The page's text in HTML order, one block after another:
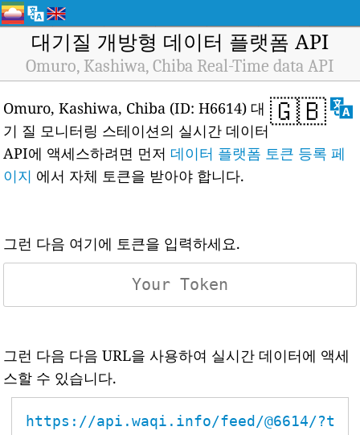
대기질 개방형 데이터 플랫폼 API
Omuro, Kashiwa, Chiba Real-Time data API
🇬🇧
Omuro, Kashiwa, Chiba (ID: H6614) 대
기 질 모니터링 스테이션의 실시간 데이터
API에 액세스하려면 먼저 데이터 플랫폼 토큰 등록 페
이지 에서 자체 토큰을 받아야 합니다.
그런 다음 여기에 토큰을 입력하세요.
그런 다음 다음 URL을 사용하여 실시간 데이터에 액세
스할 수 있습니다.
https://api.waqi.info/feed/@6614/?t